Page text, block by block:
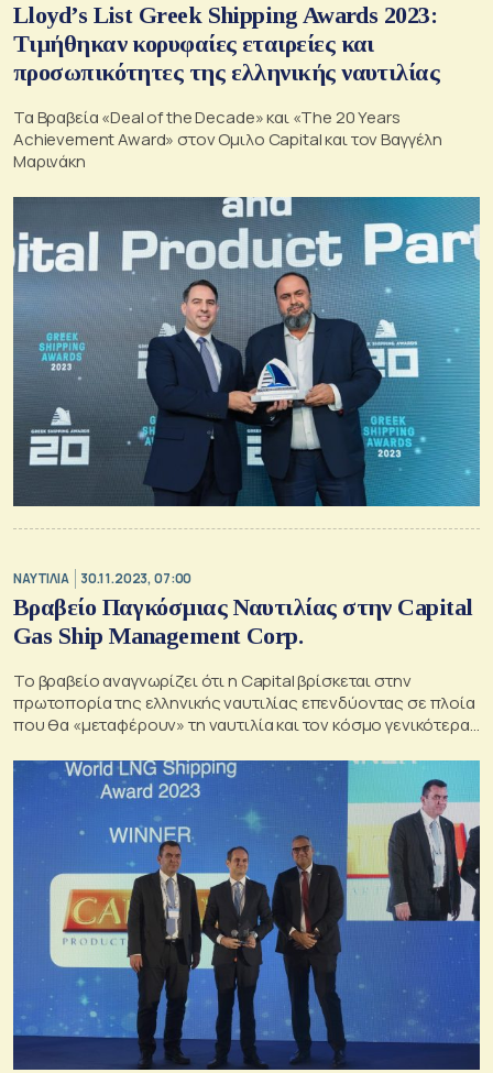
Lloyd’s List Greek Shipping Awards 2023:
Τιμήθηκαν κορυφαίες εταιρείες και
προσωπικότητες της ελληνικής ναυτιλίας
Τα Βραβεία «Deal of the Decade» και «Τhe 20 Years
Achievement Award» στον Ομιλο Capital και τον Βαγγέλη
Μαρινάκη
ΝΑΥΤΙΛΙΑ 30.11.2023, 07:00
Βραβείο Παγκόσμιας Ναυτιλίας στην Capital
Gas Ship Management Corp.
Το βραβείο αναγνωρίζει ότι η Capital βρίσκεται στην
πρωτοπορία της ελληνικής ναυτιλίας επενδύοντας σε πλοία
που θα «μεταφέρουν» τη ναυτιλία και τον κόσμο γενικότερα